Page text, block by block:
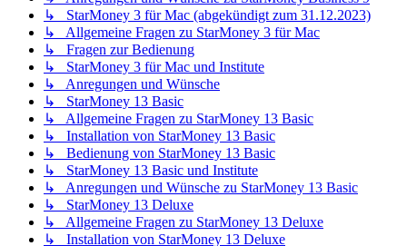
↳ StarMoney 3 für Mac (abgekündigt zum 31.12.2023)
↳ Allgemeine Fragen zu StarMoney 3 für Mac
↳ Fragen zur Bedienung
↳ StarMoney 3 für Mac und Institute
↳ Anregungen und Wünsche
↳ StarMoney 13 Basic
↳ Allgemeine Fragen zu StarMoney 13 Basic
↳ Installation von StarMoney 13 Basic
↳ Bedienung von StarMoney 13 Basic
↳ StarMoney 13 Basic und Institute
↳ Anregungen und Wünsche zu StarMoney 13 Basic
↳ StarMoney 13 Deluxe
↳ Allgemeine Fragen zu StarMoney 13 Deluxe
↳ Installation von StarMoney 13 Deluxe